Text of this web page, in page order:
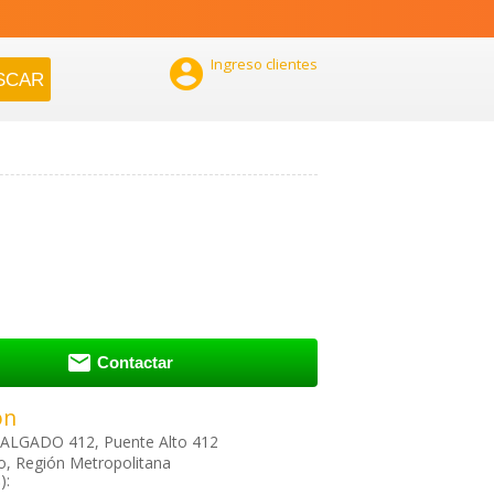
 Ingreso clientes
 Contactar
412, Puente Alto 412
Región Metropolitana